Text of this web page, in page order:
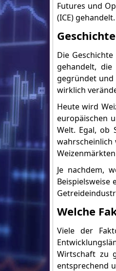
Futures und
(ICE)
Die
gehandelt,
gegründet und
wirklich
Heute wird
europäischen
Welt. Egal, ob
Je nachdem,
Beispielsweise
Welche
Viele der
Wirtschaft zu
entsprechend